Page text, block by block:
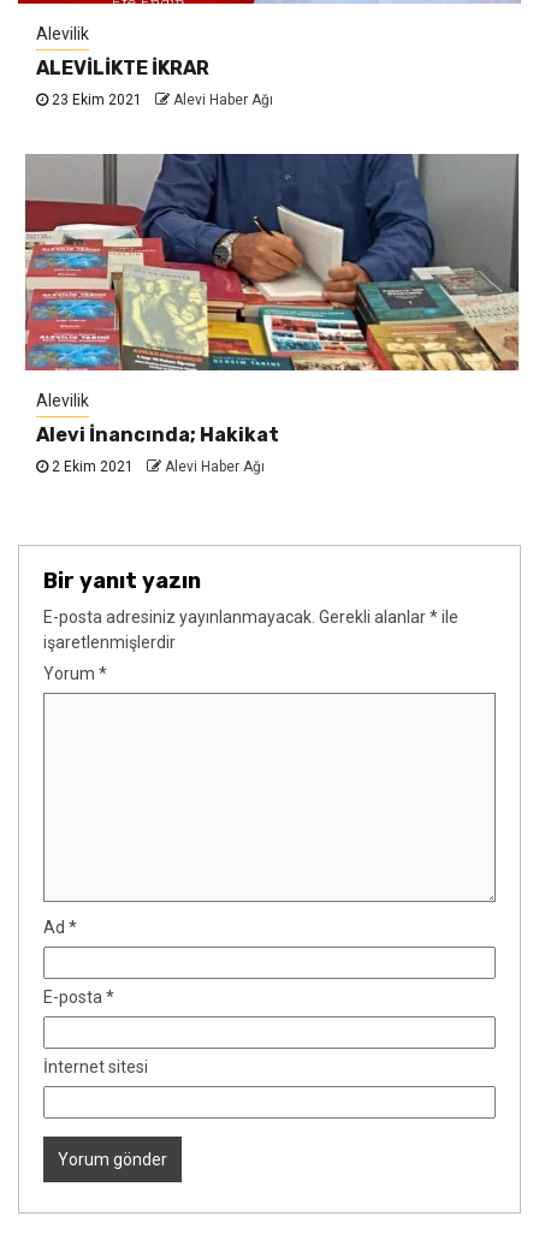
Alevilik
ALEVİLİKTE İKRAR
23 Ekim 2021 Alevi Haber Ağı
Alevilik
Alevi İnancında; Hakikat
2 Ekim 2021 Alevi Haber Ağı
Bir yanıt yazın
E-posta adresiniz yayınlanmayacak. Gerekli alanlar*ile
işaretlenmişlerdir
Yorum *
Ad *
E-posta *
İnternet sitesi